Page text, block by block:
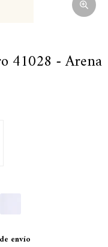
41028 - Arena
envío